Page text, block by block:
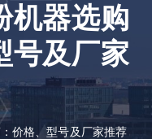
机器选购
号及厂家
价格、型号及厂家推荐